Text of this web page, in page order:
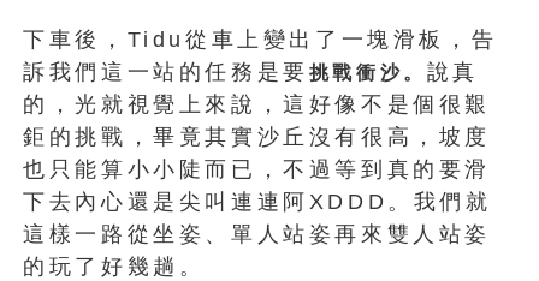
下車後，Tidu從車上變出了一塊滑板，告
訴我們這一站的任務是要 挑戰衝沙。 說真
的，光就視覺上來說，這好像不是個很艱
鉅的挑戰，畢竟其實沙丘沒有很高，坡度
也只能算小小陡而已，不過等到真的要滑
下去內心還是尖叫連連阿XDDD。我們就
這樣一路從坐姿、單人站姿再來雙人站姿
的玩了好幾趟。